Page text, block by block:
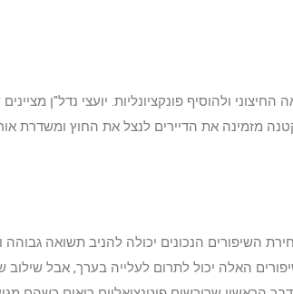
ולהוסיף פונקציונליות. יועצי נדל"ן
קטנה מזמינה את הדיירים לנצל את החוץ ומשדרת
השיפורים הנכונים יכולה להניב תשואה גבוהה
האלה יכול לתרום לעלייה בערך, אבל